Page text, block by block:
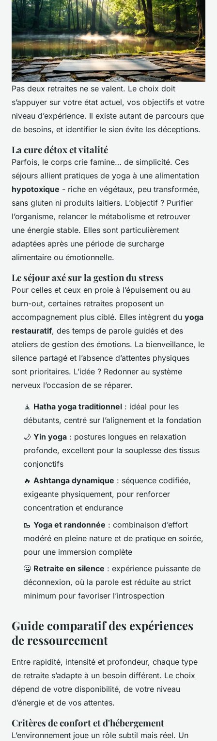
Pas deux retraites ne se valent. Le choix doit
s’appuyer sur votre état actuel, vos objectifs et votre
niveau d’expérience. Il existe autant de parcours que
de besoins, et identifier le sien évite les déceptions.
La cure détox et vitalité
Parfois, le corps crie famine… de simplicité. Ces
séjours allient pratiques de yoga à une alimentation
hypotoxique - riche en végétaux, peu transformée,
sans gluten ni produits laitiers. L’objectif ? Purifier
l’organisme, relancer le métabolisme et retrouver
une énergie stable. Elles sont particulièrement
adaptées après une période de surcharge
alimentaire ou émotionnelle.
Le séjour axé sur la gestion du stress
Pour celles et ceux en proie à l’épuisement ou au
burn-out, certaines retraites proposent un
accompagnement plus ciblé. Elles intègrent du yoga
restauratif, des temps de parole guidés et des
ateliers de gestion des émotions. La bienveillance, le
silence partagé et l’absence d’attentes physiques
sont prioritaires. L’idée ? Redonner au système
nerveux l’occasion de se réparer.
🧘 Hatha yoga traditionnel : idéal pour les
débutants, centré sur l’alignement et la fondation
🌙 Yin yoga : postures longues en relaxation
profonde, excellent pour la souplesse des tissus
conjonctifs
🔥 Ashtanga dynamique : séquence codifiée,
exigeante physiquement, pour renforcer
concentration et endurance
🥾 Yoga et randonnée : combinaison d’effort
modéré en pleine nature et de pratique en soirée,
pour une immersion complète
🤐 Retraite en silence : expérience puissante de
déconnexion, où la parole est réduite au strict
minimum pour favoriser l’introspection
Guide comparatif des expériences
de ressourcement
Entre rapidité, intensité et profondeur, chaque type
de retraite s’adapte à un besoin différent. Le choix
dépend de votre disponibilité, de votre niveau
d’énergie et de vos attentes.
Critères de confort et d'hébergement
L’environnement joue un rôle subtil mais réel. Un